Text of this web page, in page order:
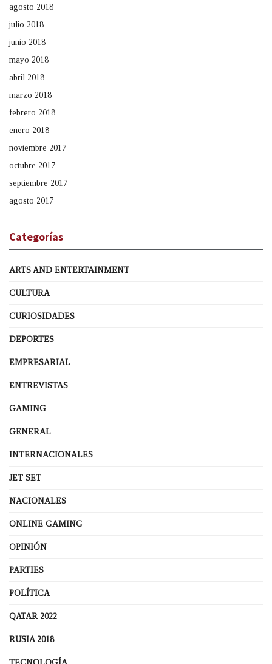
agosto 2018
julio 2018
junio 2018
mayo 2018
abril 2018
marzo 2018
febrero 2018
enero 2018
noviembre 2017
octubre 2017
septiembre 2017
agosto 2017
Categorías
ARTS AND ENTERTAINMENT
CULTURA
CURIOSIDADES
DEPORTES
EMPRESARIAL
ENTREVISTAS
GAMING
GENERAL
INTERNACIONALES
JET SET
NACIONALES
ONLINE GAMING
OPINIÓN
PARTIES
POLÍTICA
QATAR 2022
RUSIA 2018